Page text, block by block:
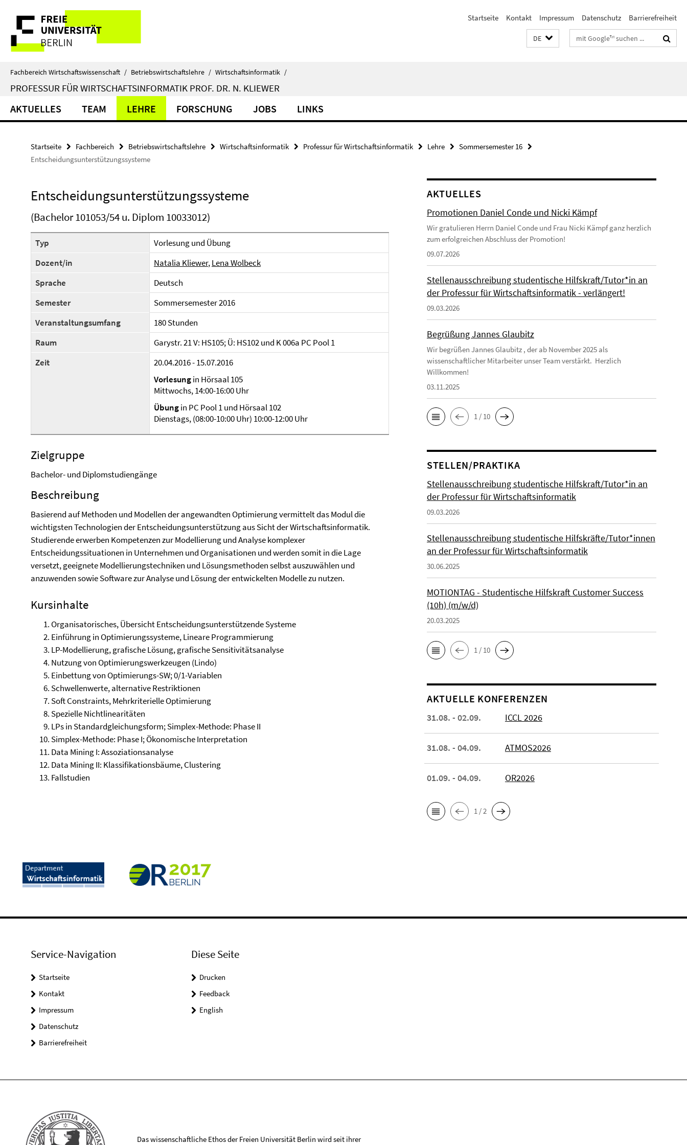
direkt
Inhalt
Service-
Navigation
Startseite Kontakt Impressum Datenschutz Barrierefreiheit
DE Suchbegriffe
Fachbereich Wirtschaftswissenschaft / Betriebswirtschaftslehre / Wirtschaftsinformatik /
PROFESSUR FÜR WIRTSCHAFTSINFORMATIK PROF. DR. N. KLIEWER
AKTUELLES TEAM LEHRE FORSCHUNG JOBS LINKS
Startseite Fachbereich Betriebswirtschaftslehre Wirtschaftsinformatik Professur für Wirtschaftsinformatik Lehre
Sommersemester 16
Entscheidungsunterstützungssysteme
Entscheidungsunterstützungssysteme
(Bachelor 101053/54 u. Diplom 10033012)
Typ
Vorlesung und Übung
Dozent/in
Natalia Kliewer,Lena Wolbeck
Sprache
Deutsch
Semester
Sommersemester 2016
Veranstaltungsumfang
180 Stunden
Raum
Garystr. 21 V: HS105; Ü: HS102 und K 006a PC Pool 1
Zeit
20.04.2016 - 15.07.2016
Vorlesungin Hörsaal 105
Mittwochs, 14:00-16:00 Uhr
Übungin PC Pool 1 und Hörsaal 102
Dienstags, (08:00-10:00 Uhr) 10:00-12:00 Uhr
Zielgruppe
Bachelor- und Diplomstudiengänge
Beschreibung
Basierend auf Methoden und Modellen der angewandten Optimierung vermittelt das Modul die
wichtigsten Technologien der Entscheidungsunterstützung aus Sicht der Wirtschaftsinformatik.
Studierende erwerben Kompetenzen zur Modellierung und Analyse komplexer
Entscheidungssituationen in Unternehmen und Organisationen und werden somit in die Lage
versetzt, geeignete Modellierungstechniken und Lösungsmethoden selbst auszuwählen und
anzuwenden sowie Software zur Analyse und Lösung der entwickelten Modelle zu nutzen.
Kursinhalte
Organisatorisches, Übersicht Entscheidungsunterstützende Systeme
Einführung in Optimierungssysteme, Lineare Programmierung
LP-Modellierung, grafische Lösung, grafische Sensitivitätsanalyse
Nutzung von Optimierungswerkzeugen (Lindo)
Einbettung von Optimierungs-SW; 0/1-Variablen
Schwellenwerte, alternative Restriktionen
Soft Constraints, Mehrkriterielle Optimierung
Spezielle Nichtlinearitäten
LPs in Standardgleichungsform; Simplex-Methode: Phase II
Simplex-Methode: Phase I; Ökonomische Interpretation
Data Mining I: Assoziationsanalyse
Data Mining II: Klassifikationsbäume, Clustering
Fallstudien
AKTUELLES
Promotionen Daniel Conde und Nicki Kämpf
Wir gratulieren Herrn Daniel Conde und Frau Nicki Kämpf ganz herzlich
zum erfolgreichen Abschluss der Promotion!
09.07.2026
Stellenausschreibung studentische Hilfskraft/Tutor*in an
der Professur für Wirtschaftsinformatik - verlängert!
09.03.2026
Begrüßung Jannes Glaubitz
Wir begrüßen Jannes Glaubitz , der ab November 2025 als
wissenschaftlicher Mitarbeiter unser Team verstärkt. Herzlich
Willkommen!
03.11.2025
1 / 10
STELLEN/PRAKTIKA
Stellenausschreibung studentische Hilfskraft/Tutor*in an
der Professur für Wirtschaftsinformatik
09.03.2026
Stellenausschreibung studentische Hilfskräfte/Tutor*innen
an der Professur für Wirtschaftsinformatik
30.06.2025
MOTIONTAG - Studentische Hilfskraft Customer Success
(10h) (m/w/d)
20.03.2025
1 / 10
AKTUELLE KONFERENZEN
31.08. - 02.09. ICCL 2026
31.08. - 04.09. ATMOS2026
01.09. - 04.09. OR2026
1 / 2
Service-Navigation
Startseite
Kontakt
Impressum
Datenschutz
Barrierefreiheit
Diese Seite
Drucken
Feedback
English
Das wissenschaftliche Ethos der Freien Universität Berlin wird seit ihrer